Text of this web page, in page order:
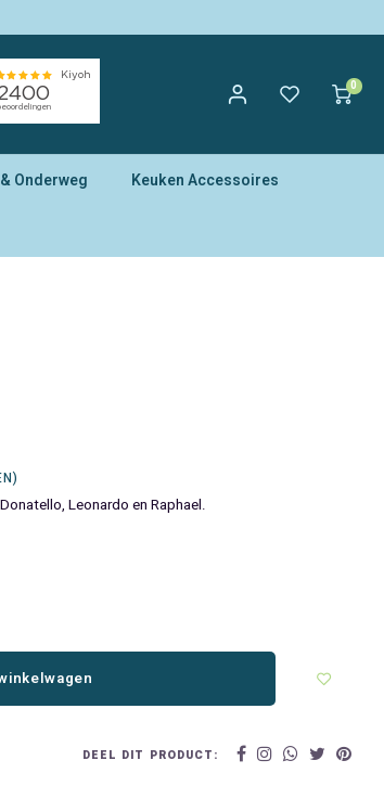
0
Onderweg Keuken Accessoires
Leonardo en Raphael.
DEEL DIT PRODUCT: